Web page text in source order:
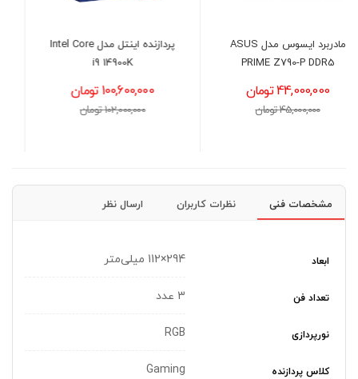
پردازنده اینتل مدل Intel Core
i9 14900K
100,600,000 تومان
102,000,000 تومان
کارت گرافیک ایسوس مدل
ASUS ROG Strix RTX 5070
291,500,000 تومان
مشخصات فنی نظرات کاربران ارسال نظر
ابعاد 294×112 میلی‌متر
تعداد فن 3 عدد
نورپردازی RGB
کلاس پردازنده Gaming